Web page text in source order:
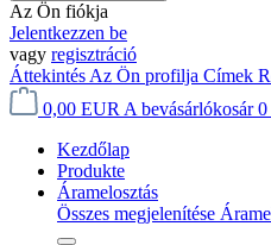
Az Ön fiókja
Jelentkezzen be
vagy regisztráció
Áttekintés Az Ön profilja Címek
0,00 EUR A bevásárlókosár
Kezdőlap
Produkte
Áramelosztás
Összes megjelenítése